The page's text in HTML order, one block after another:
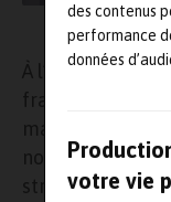
des contenus
performance
données
votre vie
Benjamin
À l’occasion de
française des
maintenance (
nouveaucluster
structure